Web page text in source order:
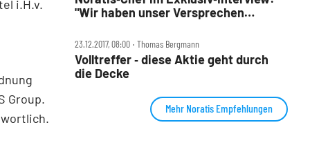
i.H.v.
Group.
"Wir haben unser Versprechen
23.12.2017, 08:00 ‧ Thomas Bergmann
Volltreffer ‑ diese Aktie geht durch
die Decke
Mehr Noratis Empfehlungen